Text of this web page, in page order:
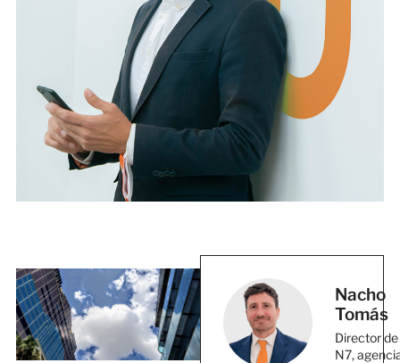
Nacho
Tomás
Director de
N7,